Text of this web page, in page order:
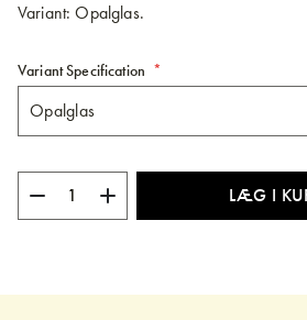
Variant: Opalglas.
Variant Specification
LÆG I